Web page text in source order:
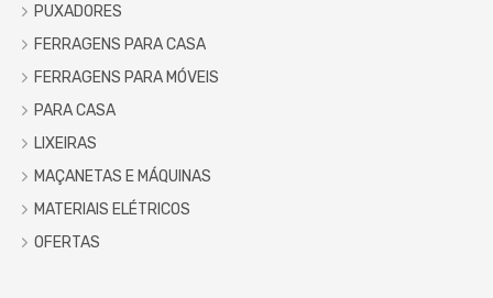
PUXADORES
FERRAGENS PARA CASA
FERRAGENS PARA MÓVEIS
PARA CASA
LIXEIRAS
MAÇANETAS E MÁQUINAS
MATERIAIS ELÉTRICOS
OFERTAS